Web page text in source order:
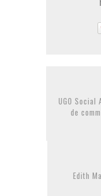
UGO Social
de
Edith